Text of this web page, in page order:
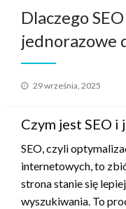
Dlaczego
jednorazowe
Opublikowane
29 września, 2025
Czym jest SEO i
SEO, czyli
internetowych, to
strona stanie się
wyszukiwania. To